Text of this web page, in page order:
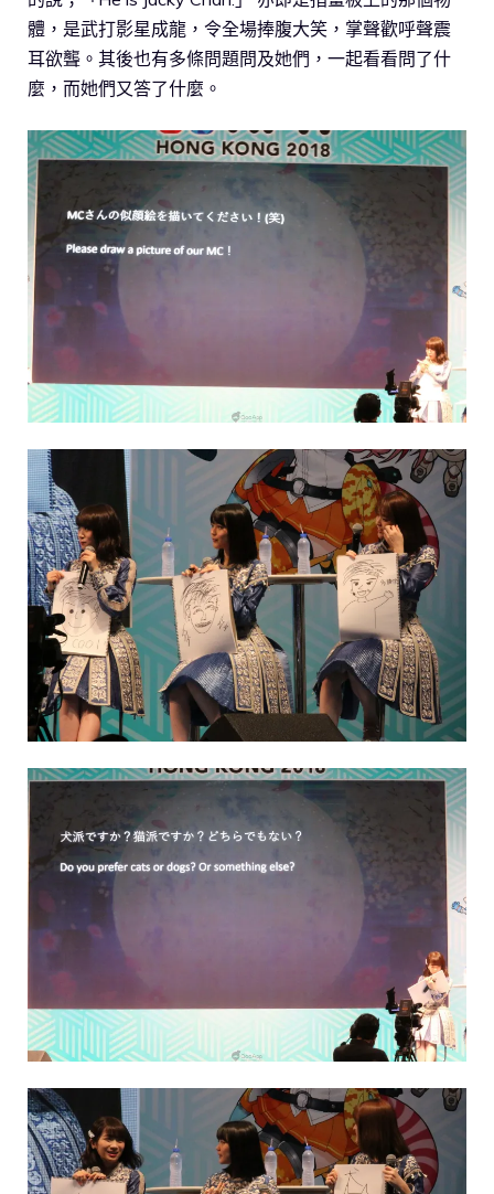
體，是武打影星成龍，令全場捧腹大笑，掌聲歡呼聲震
耳欲聾。其後也有多條問題問及她們，一起看看問了什
麼，而她們又答了什麼。